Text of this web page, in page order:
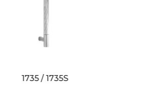
1735 / 1735S